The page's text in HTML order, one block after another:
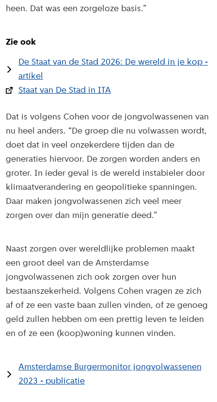
heen. Dat was een zorgeloze basis.”
Zie ook
De Staat van de Stad 2026: De wereld in je kop -
artikel
Staat van De Stad in ITA
Dat is volgens Cohen voor de jongvolwassenen van
nu heel anders. “De groep die nu volwassen wordt,
doet dat in veel onzekerdere tijden dan de
generaties hiervoor. De zorgen worden anders en
groter. In ieder geval is de wereld instabieler door
klimaatverandering en geopolitieke spanningen.
Daar maken jongvolwassenen zich veel meer
zorgen over dan mijn generatie deed.”
Naast zorgen over wereldlijke problemen maakt
een groot deel van de Amsterdamse
jongvolwassenen zich ook zorgen over hun
bestaanszekerheid. Volgens Cohen vragen ze zich
af of ze een vaste baan zullen vinden, of ze genoeg
geld zullen hebben om een prettig leven te leiden
en of ze een (koop)woning kunnen vinden.
Amsterdamse Burgermonitor jongvolwassenen
2023 - publicatie